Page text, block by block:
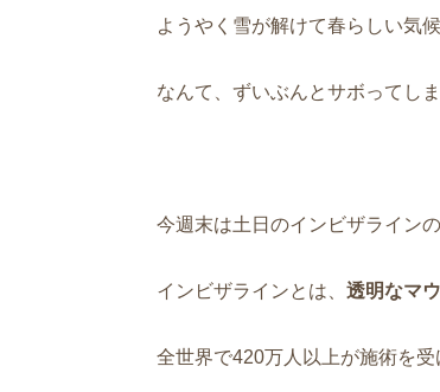
ようやく雪が解けて春らしい気
なんて、ずいぶんとサボってし
今週末は土日のインビザライン
インビザラインとは、 透明なマ
全世界で420万人以上が施術を受